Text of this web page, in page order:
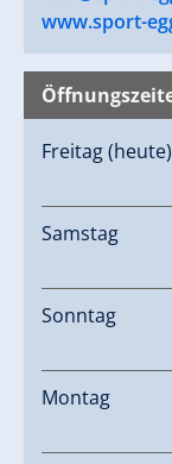
www.sport-
Freitag(heute)
Samstag
Sonntag
Montag